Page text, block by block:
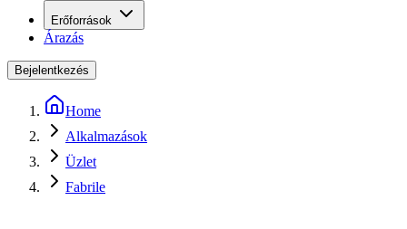
Erőforrások
Árazás
Bejelentkezés
Home
Alkalmazások
Üzlet
Fabrile